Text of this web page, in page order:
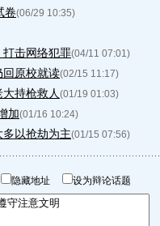
卷(06/29 10:35)
击网络犯罪(04/11 07:01)
回原校就读(02/15 11:17)
持枪救人 (01/19 01:03)
加(01/16 10:24)
以抢劫为主(01/15 07:56)
隐藏地址 设为辩论话题